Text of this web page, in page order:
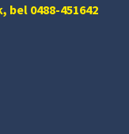
bel 0488-451642